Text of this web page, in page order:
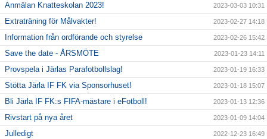
Anmälan Knatteskolan 2023! 2023-03-03 10:31
Extraträning för Målvakter! 2023-02-27 14:18
Information från ordförande och styrelse 2023-02-26 15:42
Save the date - ÅRSMÖTE 2023-01-23 14:11
Provspela i Järlas Parafotbollslag! 2023-01-19 16:33
Stötta Järla IF FK via Sponsorhuset! 2023-01-18 15:07
Bli Järla IF FK:s FIFA-mästare i eFotboll! 2023-01-13 12:36
Rivstart på nya året 2023-01-09 14:04
Julledigt 2022-12-23 16:49